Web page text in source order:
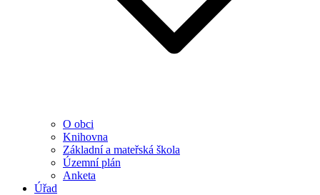
O obci
Knihovna
Základní a mateřská škola
Územní plán
Anketa
Úřad